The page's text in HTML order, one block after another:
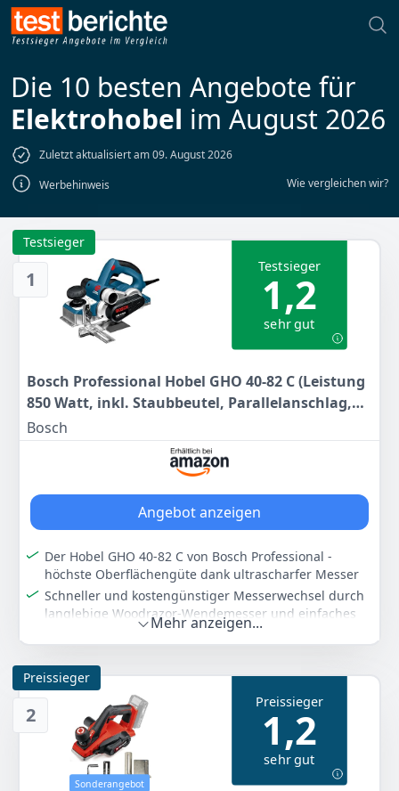
Die 10 besten Angebote für
Elektrohobel im August 2026
Zuletzt aktualisiert am 09. August 2026
Werbehinweis
Wie vergleichen wir?
1
Testsieger
Testsieger
1,2
sehr gut
Bosch Professional Hobel GHO 40-82 C (Leistung
850 Watt, inkl. Staubbeutel, Parallelanschlag,
Falztiefenanschlag, 1x Hobelmesser,
HandwerHandwerkoffer)
Bosch
Angebot anzeigen
Der Hobel GHO 40-82 C von Bosch Professional -
höchste Oberflächengüte dank ultrascharfer Messer
Schneller und kostengünstiger Messerwechsel durch
langlebige Woodrazor-Wendemesser und einfaches
Parallelanschlag, Falztiefenanschlag, 1x Hobelmesser,
HandwerHandwerHandwerkoffer
Blue Bosch Professional 3,12 kg
283
Mehr anzeigen...
2
Preissieger
Sonderangebot
Preissieger
1,2
sehr gut